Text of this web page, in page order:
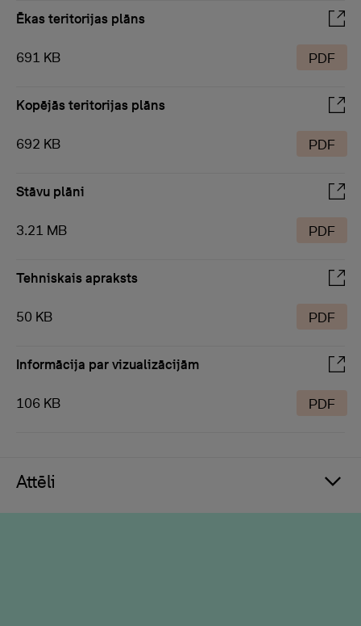
Ēkas teritorijas plāns
691 KB PDF
Kopējās teritorijas plāns
692 KB PDF
Stāvu plāni
3.21 MB PDF
Tehniskais apraksts
50 KB PDF
Informācija par vizualizācijām
106 KB PDF
Attēli